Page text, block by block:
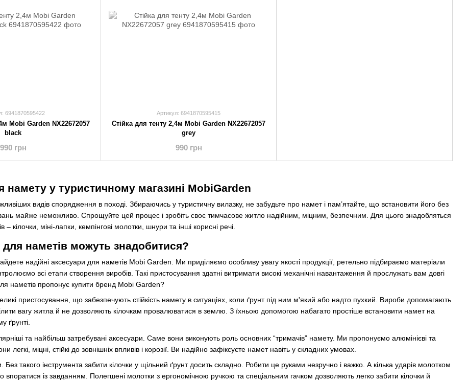
намету у туристичному магазині MobiGarden
видів спорядження в поході. Збираючись у туристичну вилазку, не забудьте про намет і пам’ятайте, що встановити його без
майже неможливо. Спрощуйте цей процес і зробіть своє тимчасове житло надійним, міцним, безпечним. Для цього знадобляться
– кілочки, міні-лапки, кемпінгові молотки, шнури та інші корисні речі.
для наметів можуть знадобитися?
надійні аксесуари для наметів Mobi Garden. Ми приділяємо особливу увагу якості продукції, ретельно підбираємо матеріали
всі етапи створення виробів. Такі пристосування здатні витримати високі механічні навантаження й прослужать вам довгі
наметів пропонує купити бренд Mobi Garden?
пристосування, що забезпечують стійкість намету в ситуаціях, коли ґрунт під ним м'який або надто пухкий. Вироби допомагають
вагу житла й не дозволяють кілочкам провалюватися в землю. З їхньою допомогою набагато простіше встановити намет на
ґрунті.
та найбільш затребувані аксесуари. Саме вони виконують роль основних “тримачів” намету. Ми пропонуємо алюмінієві та
легкі, міцні, стійкі до зовнішніх впливів і корозії. Ви надійно зафіксуєте намет навіть у складних умовах.
Без такого інструмента забити кілочки у щільний ґрунт досить складно. Робити це руками незручно і важко. А кілька ударів молотком
впоратися із завданням. Полегшені молотки з ергономічною ручкою та спеціальним гачком дозволяють легко забити кілочки й
6941870595422
Mobi Garden NX22672057
black
990 грн
Артикул: 6941870595415
Стійка для тенту 2,4м Mobi Garden NX22672057
grey
990 грн